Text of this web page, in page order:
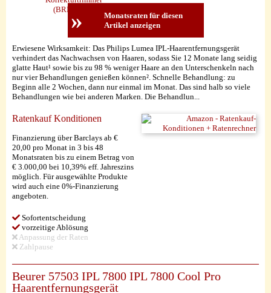
Erwiesene Wirksamkeit: Das Philips Lumea IPL-Haarentfernungsgerät
verhindert das Nachwachsen von Haaren, sodass Sie 12 Monate lang seidig
glatte Haut¹ sowie bis zu 98 % weniger Haare an den Unterschenkeln nach
nur vier Behandlungen genießen können². Schnelle Behandlung: zu
Beginn alle 2 Wochen, dann nur einmal im Monat. Das sind halb so viele
Behandlungen wie bei anderen Marken. Die Behandlun...
Ratenkauf Konditionen
Finanzierung über Barclays ab €
20,00 pro Monat in 3 bis 48
Monatsraten bis zu einem Betrag von
€ 3.000,00 bei 10,39% eff. Jahreszins
möglich. Für ausgewählte Produkte
wird auch eine 0%-Finanzierung
angeboten.
Sofortentscheidung
vorzeitige Ablösung
Anpassung der Raten
Zahlpause
»
Monatsraten für diesen
Artikel anzeigen
Beurer 57503 IPL 7800 IPL 7800 Cool Pro
Haarentfernungsgerät